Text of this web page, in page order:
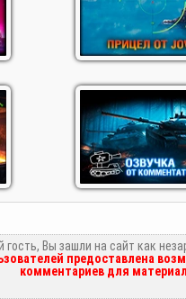
Вы зашли на сайт как
предоставлена
комментариев для